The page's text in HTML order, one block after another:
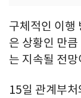
구체적인 이행
은 상황인 만
는 지속될 전망
15일 관계부